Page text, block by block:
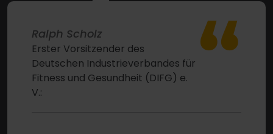
“
Ralph Scholz
Erster Vorsitzender des
Deutschen Industrieverbandes für
Fitness und Gesundheit (DIFG) e.
V.: